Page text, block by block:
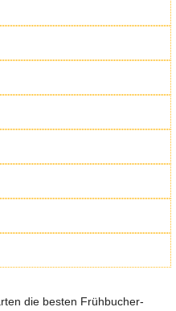
die besten Frühbucher-